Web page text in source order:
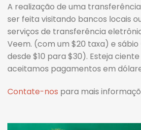
A realização de uma
ser feita visitando bancos locais
serviços de transferência
Veem. (com um $20 taxa) e
desde $10 para $30). Esteja
aceitamos pagamentos em
Contate-nos para mais